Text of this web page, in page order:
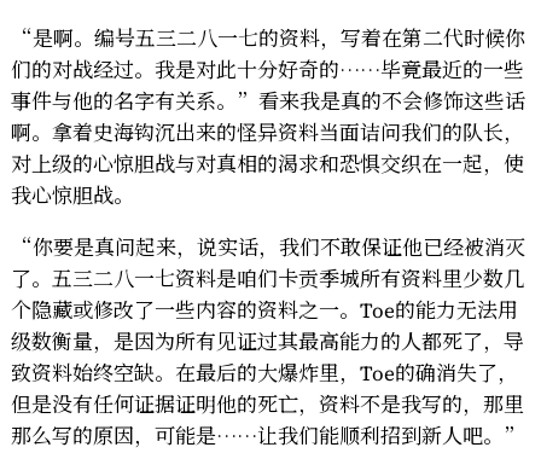
“是啊。编号五三二八一七的资料，写着在第二代时候你
们的对战经过。我是对此十分好奇的……毕竟最近的一些
事件与他的名字有关系。”看来我是真的不会修饰这些话
啊。拿着史海钩沉出来的怪异资料当面诘问我们的队长，
对上级的心惊胆战与对真相的渴求和恐惧交织在一起，使
我心惊胆战。
“你要是真问起来，说实话，我们不敢保证他已经被消灭
了。五三二八一七资料是咱们卡贡季城所有资料里少数几
个隐藏或修改了一些内容的资料之一。Toe的能力无法用
级数衡量，是因为所有见证过其最高能力的人都死了，导
致资料始终空缺。在最后的大爆炸里，Toe的确消失了，
但是没有任何证据证明他的死亡，资料不是我写的，那里
那么写的原因，可能是……让我们能顺利招到新人吧。”